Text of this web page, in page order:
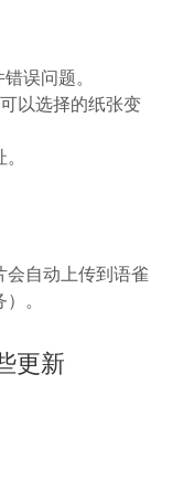
误问题。
以选择的纸张变
自动上传到语雀
。
更新